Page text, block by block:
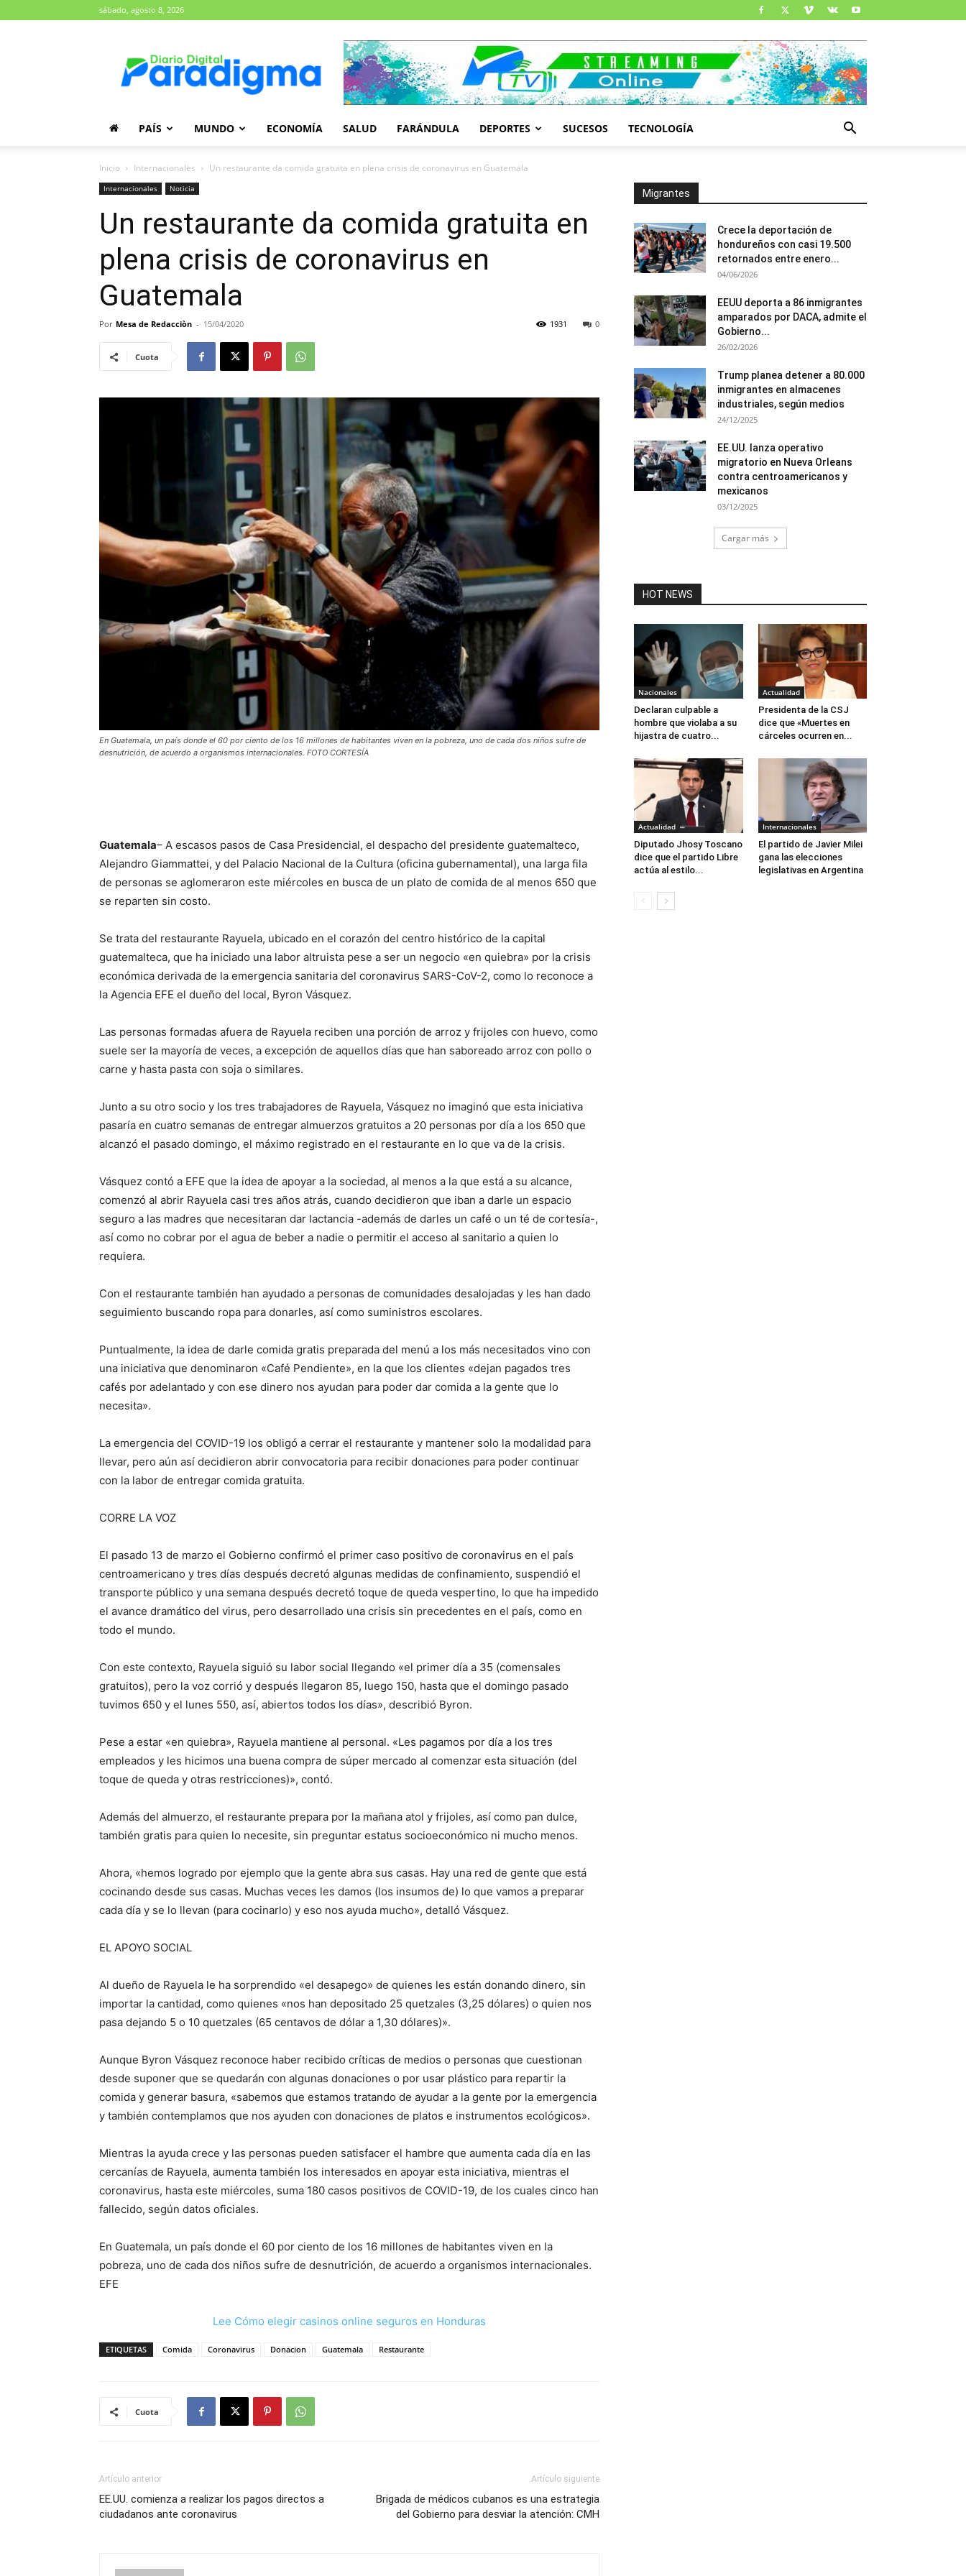
sábado, agosto 8, 2026
Paradigma
PAÍS MUNDO ECONOMÍA SALUD FARÁNDULA DEPORTES SUCESOS TECNOLOGÍA
Inicio Internacionales Un restaurante da comida gratuita en plena crisis de coronavirus en Guatemala
Internacionales Noticia
Un restaurante da comida gratuita en
plena crisis de coronavirus en
Guatemala
Por Mesa de Redacciòn - 15/04/2020 0
1931
Cuota
En Guatemala, un país donde el 60 por ciento de los 16 millones de habitantes viven en la pobreza, uno de cada dos niños sufre de
desnutrición, de acuerdo a organismos internacionales. FOTO CORTESÍA
Guatemala– A escasos pasos de Casa Presidencial, el despacho del presidente guatemalteco,
Alejandro Giammattei, y del Palacio Nacional de la Cultura (oficina gubernamental), una larga fila
de personas se aglomeraron este miércoles en busca de un plato de comida de al menos 650 que
se reparten sin costo.
Se trata del restaurante Rayuela, ubicado en el corazón del centro histórico de la capital
guatemalteca, que ha iniciado una labor altruista pese a ser un negocio «en quiebra» por la crisis
económica derivada de la emergencia sanitaria del coronavirus SARS-CoV-2, como lo reconoce a
la Agencia EFE el dueño del local, Byron Vásquez.
Las personas formadas afuera de Rayuela reciben una porción de arroz y frijoles con huevo, como
suele ser la mayoría de veces, a excepción de aquellos días que han saboreado arroz con pollo o
carne y hasta pasta con soja o similares.
Junto a su otro socio y los tres trabajadores de Rayuela, Vásquez no imaginó que esta iniciativa
pasaría en cuatro semanas de entregar almuerzos gratuitos a 20 personas por día a los 650 que
alcanzó el pasado domingo, el máximo registrado en el restaurante en lo que va de la crisis.
Vásquez contó a EFE que la idea de apoyar a la sociedad, al menos a la que está a su alcance,
comenzó al abrir Rayuela casi tres años atrás, cuando decidieron que iban a darle un espacio
seguro a las madres que necesitaran dar lactancia -además de darles un café o un té de cortesía-,
así como no cobrar por el agua de beber a nadie o permitir el acceso al sanitario a quien lo
requiera.
Con el restaurante también han ayudado a personas de comunidades desalojadas y les han dado
seguimiento buscando ropa para donarles, así como suministros escolares.
Puntualmente, la idea de darle comida gratis preparada del menú a los más necesitados vino con
una iniciativa que denominaron «Café Pendiente», en la que los clientes «dejan pagados tres
cafés por adelantado y con ese dinero nos ayudan para poder dar comida a la gente que lo
necesita».
La emergencia del COVID-19 los obligó a cerrar el restaurante y mantener solo la modalidad para
llevar, pero aún así decidieron abrir convocatoria para recibir donaciones para poder continuar
con la labor de entregar comida gratuita.
CORRE LA VOZ
El pasado 13 de marzo el Gobierno confirmó el primer caso positivo de coronavirus en el país
centroamericano y tres días después decretó algunas medidas de confinamiento, suspendió el
transporte público y una semana después decretó toque de queda vespertino, lo que ha impedido
el avance dramático del virus, pero desarrollado una crisis sin precedentes en el país, como en
todo el mundo.
Con este contexto, Rayuela siguió su labor social llegando «el primer día a 35 (comensales
gratuitos), pero la voz corrió y después llegaron 85, luego 150, hasta que el domingo pasado
tuvimos 650 y el lunes 550, así, abiertos todos los días», describió Byron.
Pese a estar «en quiebra», Rayuela mantiene al personal. «Les pagamos por día a los tres
empleados y les hicimos una buena compra de súper mercado al comenzar esta situación (del
toque de queda y otras restricciones)», contó.
Además del almuerzo, el restaurante prepara por la mañana atol y frijoles, así como pan dulce,
también gratis para quien lo necesite, sin preguntar estatus socioeconómico ni mucho menos.
Ahora, «hemos logrado por ejemplo que la gente abra sus casas. Hay una red de gente que está
cocinando desde sus casas. Muchas veces les damos (los insumos de) lo que vamos a preparar
cada día y se lo llevan (para cocinarlo) y eso nos ayuda mucho», detalló Vásquez.
EL APOYO SOCIAL
Al dueño de Rayuela le ha sorprendido «el desapego» de quienes les están donando dinero, sin
importar la cantidad, como quienes «nos han depositado 25 quetzales (3,25 dólares) o quien nos
pasa dejando 5 o 10 quetzales (65 centavos de dólar a 1,30 dólares)».
Aunque Byron Vásquez reconoce haber recibido críticas de medios o personas que cuestionan
desde suponer que se quedarán con algunas donaciones o por usar plástico para repartir la
comida y generar basura, «sabemos que estamos tratando de ayudar a la gente por la emergencia
y también contemplamos que nos ayuden con donaciones de platos e instrumentos ecológicos».
Mientras la ayuda crece y las personas pueden satisfacer el hambre que aumenta cada día en las
cercanías de Rayuela, aumenta también los interesados en apoyar esta iniciativa, mientras el
coronavirus, hasta este miércoles, suma 180 casos positivos de COVID-19, de los cuales cinco han
fallecido, según datos oficiales.
En Guatemala, un país donde el 60 por ciento de los 16 millones de habitantes viven en la
pobreza, uno de cada dos niños sufre de desnutrición, de acuerdo a organismos internacionales.
EFE
Lee Cómo elegir casinos online seguros en Honduras
ETIQUETAS Comida Coronavirus Donacion Guatemala Restaurante
Cuota
Artículo anterior
EE.UU. comienza a realizar los pagos directos a
ciudadanos ante coronavirus
Artículo siguiente
Brigada de médicos cubanos es una estrategia
del Gobierno para desviar la atención: CMH
Migrantes
Crece la deportación de
hondureños con casi 19.500
retornados entre enero...
04/06/2026
EEUU deporta a 86 inmigrantes
amparados por DACA, admite el
Gobierno...
26/02/2026
Trump planea detener a 80.000
inmigrantes en almacenes
industriales, según medios
24/12/2025
EE.UU. lanza operativo
migratorio en Nueva Orleans
contra centroamericanos y
mexicanos
03/12/2025
Cargar más
HOT NEWS
Nacionales
Declaran culpable a
hombre que violaba a su
hijastra de cuatro...
Actualidad
Presidenta de la CSJ
dice que «Muertes en
cárceles ocurren en...
Actualidad
Diputado Jhosy Toscano
dice que el partido Libre
actúa al estilo...
Internacionales
El partido de Javier Milei
gana las elecciones
legislativas en Argentina